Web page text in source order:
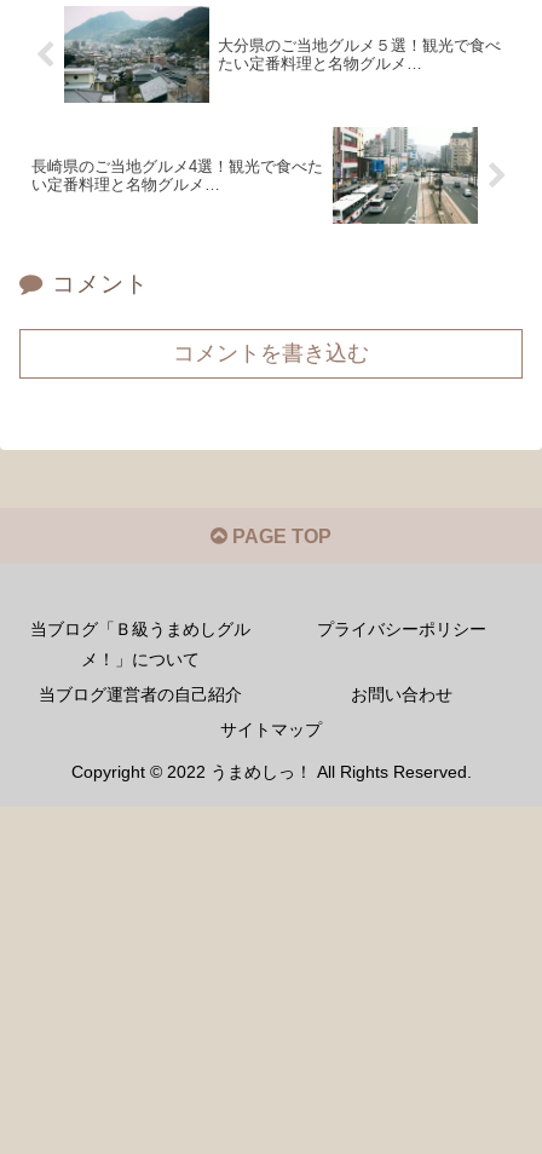
大分県のご当地グルメ５選！観光で食べ
たい定番料理と名物グルメ…
長崎県のご当地グルメ4選！観光で食べた
い定番料理と名物グルメ…
コメント
コメントを書き込む
PAGE TOP
当ブログ「Ｂ級うまめしグル
メ！」について
プライバシーポリシー
当ブログ運営者の自己紹介
お問い合わせ
サイトマップ
Copyright © 2022 うまめしっ！ All Rights Reserved.